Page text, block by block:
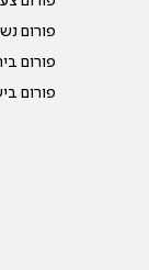
פורום
פורום
פורום